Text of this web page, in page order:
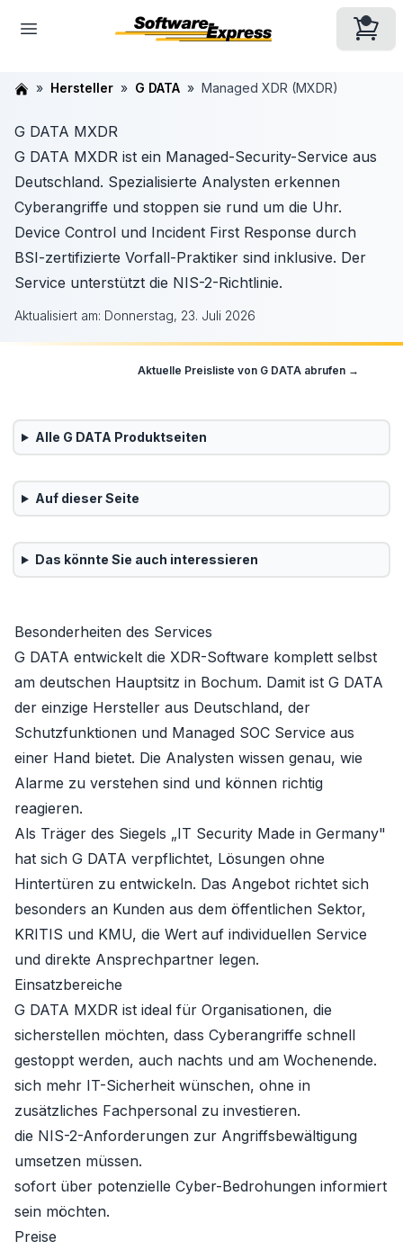
Hersteller G DATA Managed XDR (MXDR)
G DATA MXDR
G DATA MXDR ist ein Managed-Security-Service aus
Deutschland. Spezialisierte Analysten erkennen
Cyberangriffe und stoppen sie rund um die Uhr.
Device Control und Incident First Response durch
BSI-zertifizierte Vorfall-Praktiker sind inklusive. Der
Service unterstützt die NIS-2-Richtlinie.
Aktualisiert am: Donnerstag, 23. Juli 2026
Aktuelle Preisliste von G DATA abrufen →
Alle G DATA Produktseiten
Auf dieser Seite
Das könnte Sie auch interessieren
Besonderheiten des Services
G DATA entwickelt die XDR-Software komplett selbst
am deutschen Hauptsitz in Bochum. Damit ist G DATA
der einzige Hersteller aus Deutschland, der
Schutzfunktionen und Managed SOC Service aus
einer Hand bietet. Die Analysten wissen genau, wie
Alarme zu verstehen sind und können richtig
reagieren.
Als Träger des Siegels „IT Security Made in Germany"
hat sich G DATA verpflichtet, Lösungen ohne
Hintertüren zu entwickeln. Das Angebot richtet sich
besonders an Kunden aus dem öffentlichen Sektor,
KRITIS und KMU, die Wert auf individuellen Service
und direkte Ansprechpartner legen.
Einsatzbereiche
G DATA MXDR ist ideal für Organisationen, die
sicherstellen möchten, dass Cyberangriffe schnell
gestoppt werden, auch nachts und am Wochenende.
sich mehr IT-Sicherheit wünschen, ohne in
zusätzliches Fachpersonal zu investieren.
die NIS-2-Anforderungen zur Angriffsbewältigung
umsetzen müssen.
sofort über potenzielle Cyber-Bedrohungen informiert
sein möchten.
Preise